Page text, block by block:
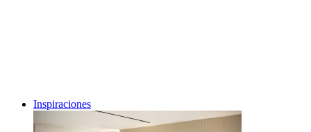
Inspiraciones